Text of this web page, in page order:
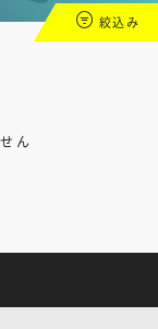
絞込み
ん